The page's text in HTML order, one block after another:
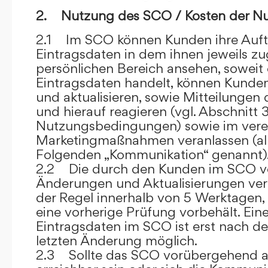
2. Nutzung des SCO / Kosten der
2.1 Im SCO können Kunden ihre
Eintragsdaten in dem ihnen jeweils
persönlichen Bereich ansehen,
Eintragsdaten handelt, können
und aktualisieren, sowie Mitteilungen
und hierauf reagieren (vgl. Abschnitt
Nutzungsbedingungen) sowie im
Marketingmaßnahmen veranlassen
Folgenden „Kommunikation“
2.2 Die durch den Kunden im SCO
Änderungen und Aktualisierungen
der Regel innerhalb von 5
eine vorherige Prüfung vorbehält.
Eintragsdaten im SCO ist erst nach
letzten Änderung möglich.
2.3 Sollte das SCO vorübergehend